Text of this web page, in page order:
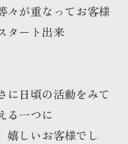
々が重なってお客様
タート出来
に日頃の活動をみて
る一つに
嬉しいお客様でし